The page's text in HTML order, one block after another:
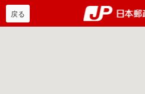
戻る